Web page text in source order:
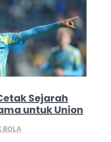
Sejarah
untuk Union
BOLA